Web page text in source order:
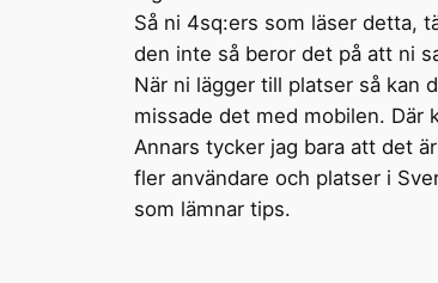
Så ni 4sq:ers som läser detta,
den inte så beror det på att ni
När ni lägger till platser så kan
missade det med mobilen. Där
Annars tycker jag bara att det
fler användare och platser i
som lämnar tips.